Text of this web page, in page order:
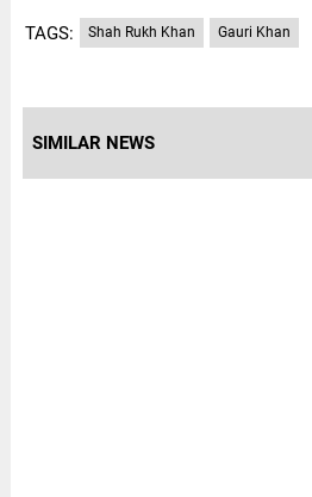
TAGS: Shah Rukh Khan Gauri Khan
SIMILAR NEWS